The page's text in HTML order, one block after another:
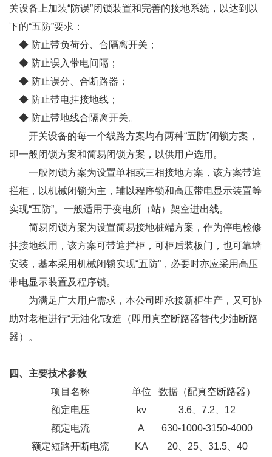
关设备上加装“防误”闭锁装置和完善的接地系统，以达到以
下的“五防”要求：
◆ 防止带负荷分、合隔离开关；
◆ 防止误入带电间隔；
◆ 防止误分、合断路器；
◆ 防止带电挂接地线；
◆ 防止带地线合隔离开关。
开关设备的每一个线路方案均有两种“五防”闭锁方案，
即一般闭锁方案和简易闭锁方案，以供用户选用。
一般闭锁方案为设置单相或三相接地方案，该方案带遮
拦柜，以机械闭锁为主，辅以程序锁和高压带电显示装置等
实现“五防”。一般适用于变电所（站）架空进出线。
简易闭锁方案为设置简易接地桩端方案，作为停电检修
挂接地线用，该方案可带遮拦柜，可柜后装板门，也可靠墙
安装，基本采用机械闭锁实现“五防”，必要时亦应采用高压
带电显示装置及程序锁。
为满足广大用户需求，本公司即承接新柜生产，又可协
助对老柜进行“无油化”改造（即用真空断路器替代少油断路
器）。
四、主要技术参数
项目名称
单位
数据（配真空断路器）
额定电压
kv
3.6、7.2、12
额定电流
A
630-1000-3150-4000
额定短路开断电流
KA
20、25、31.5、40